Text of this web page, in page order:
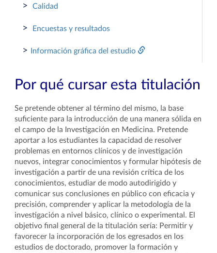
> Calidad
> Encuestas y resultados
> Información gráfica del estudio
Por qué cursar esta titulación
Se pretende obtener al término del mismo, la base
suficiente para la introducción de una manera sólida en
el campo de la Investigación en Medicina. Pretende
aportar a los estudiantes la capacidad de resolver
problemas en entornos clínicos y de investigación
nuevos, integrar conocimientos y formular hipótesis de
investigación a partir de una revisión crítica de los
conocimientos, estudiar de modo autodirigido y
comunicar sus conclusiones en público con eficacia y
precisión, comprender y aplicar la metodología de la
investigación a nivel básico, clínico o experimental. El
objetivo final general de la titulación sería: Permitir y
favorecer la incorporación de los egresados en los
estudios de doctorado, promover la formación y